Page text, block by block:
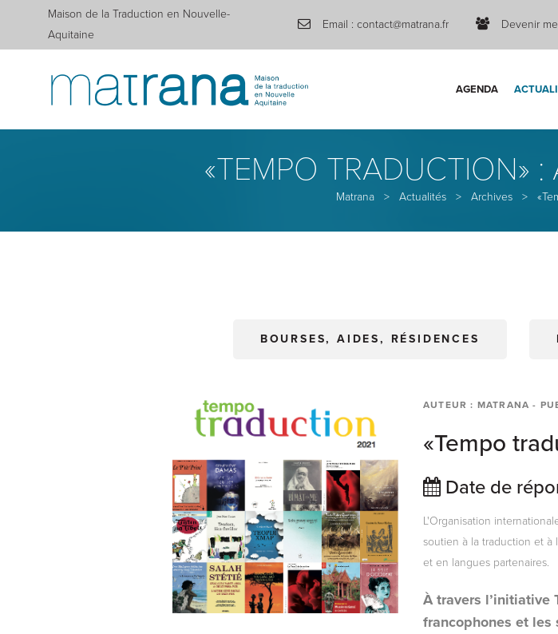
Maison de la Traduction en Nouvelle-
Aquitaine
Email : contact@matrana.fr Devenir
AGENDA
«TEMPO TRADUCTION»
Matrana > Actualités > Archives >
BOURSES, AIDES, RÉSIDENCES
AUTEUR : MATRANA -
«Tempo
Date de
L'Organisation
soutien à la traduction et à
et en langues partenaires.
À travers l’initiative
francophones et